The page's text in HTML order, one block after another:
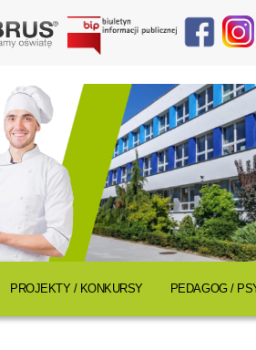
PROJEKTY / KONKURSY PEDAGOG /